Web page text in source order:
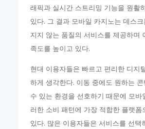
래픽과 실시간 스트리밍 기능을 원활
있다. 그 결과 모바일 카지노는 데스
지지 않는 품질의 서비스를 제공하며
족도를 높이고 있다.
현대 이용자들은 빠르고 편리한 디지
하게 생각한다. 이동 중에도 원하는
수 있는 환경을 선호하기 때문에 모바
러한 소비 패턴에 가장 적합한 플랫폼
있다. 많은 이용자들은 서비스를 선택